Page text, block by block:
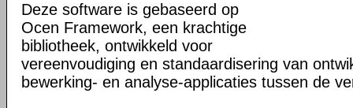
Deze software is gebaseerd op
Ocen Framework, een krachtige
bibliotheek, ontwikkeld voor
vereenvoudiging en standaardisering van
bewerking- en analyse-applicaties tussen de